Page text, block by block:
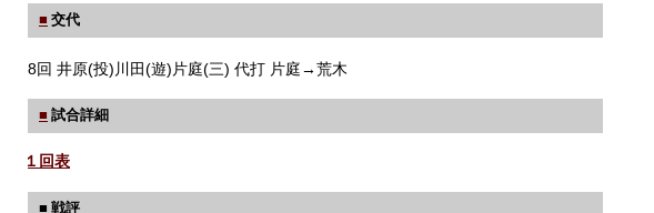
■ 交代
8回 井原(投)川田(遊)片庭(三) 代打 片庭→荒木
■ 試合詳細
１回表
■ 戦評